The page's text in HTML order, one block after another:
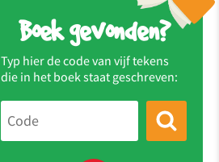
Boek gevonden?
Typ hier de code van vijf tekens
die in het boek staat geschreven: